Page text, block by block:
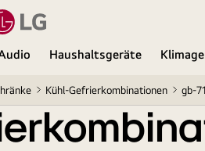
Haushaltsgeräte
Kühl-Gefrierkombinationen gb-
mit 343 Liter Nutzinhalt